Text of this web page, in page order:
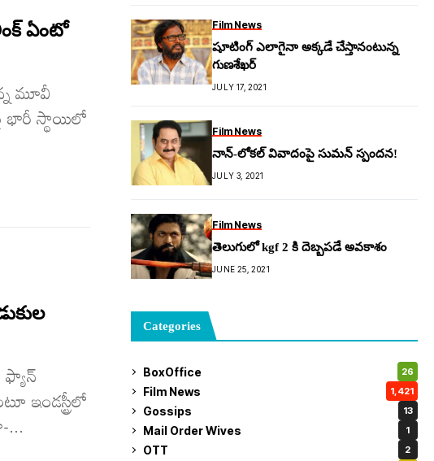
ఏంటో
మూవీ
భారీ స్థాయిలో
ఇండస్ట్రీలో
Film News
షూటింగ్ ఎలాగైనా అక్కడే చేస్తానంటున్న
గుణశేఖర్
JULY 17, 2021
Film News
నాన్-లోకల్ వివాదంపై సుమన్ స్పందన!
JULY 3, 2021
Film News
తెలుగులో kgf 2 కి దెబ్బపడే అవకాశం
JUNE 25, 2021
Categories
BoxOffice 26
Film News 1,421
Gossips 13
Mail Order Wives 1
OTT 2